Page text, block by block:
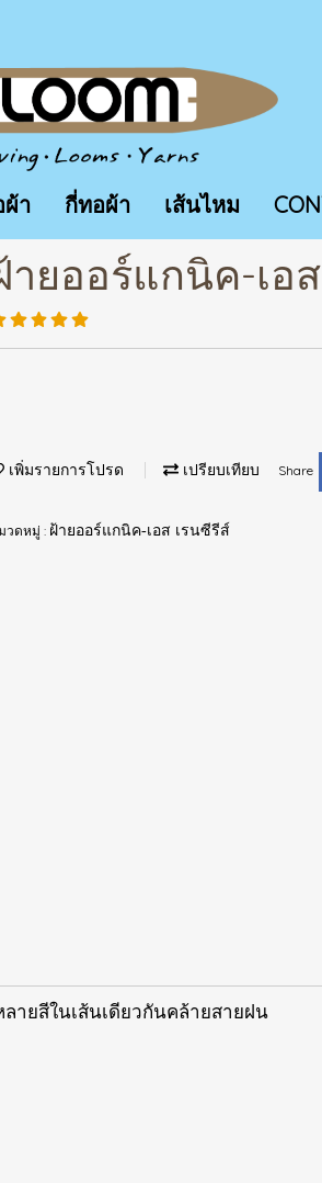
า กี่ทอผ้า เส้นไหม
ายออร์แกนิค-เอ
เพิ่มรายการโปรด เปรียบเทียบ Share
วดหมู่ : ฝ้ายออร์แกนิค-เอส เรนซีรีส์
ายสีในเส้นเดียวกันคล้ายสายฝน